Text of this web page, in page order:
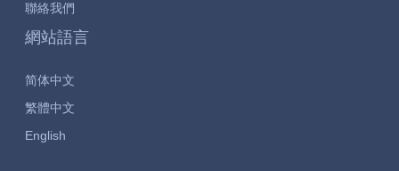
聯絡我們
網站語言
简体中文
繁體中文
English